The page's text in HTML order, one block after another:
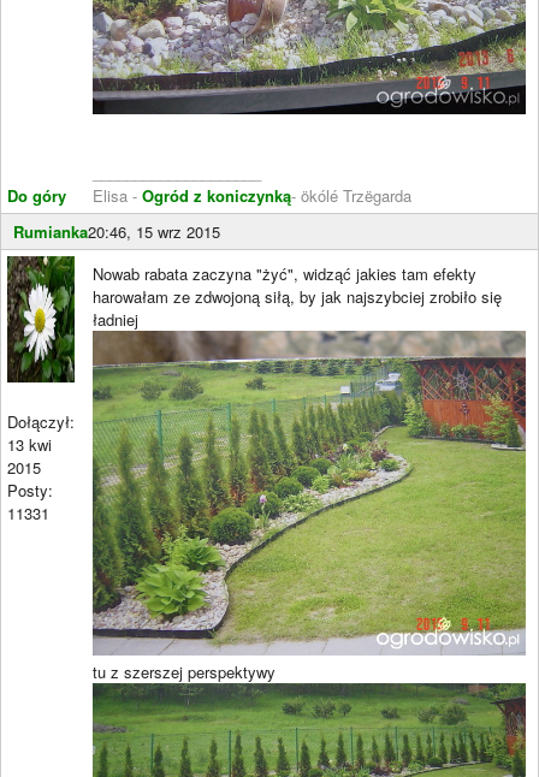
Do góry
Elisa - Ogród z koniczynką- ökólé Trzëgarda
Rumianka20:46, 15 wrz 2015
Dołączył:
13 kwi
2015
Posty:
11331
Nowab rabata zaczyna "żyć", widząć jakies tam efekty
harowałam ze zdwojoną siłą, by jak najszybciej zrobiło się
ładniej
tu z szerszej perspektywy